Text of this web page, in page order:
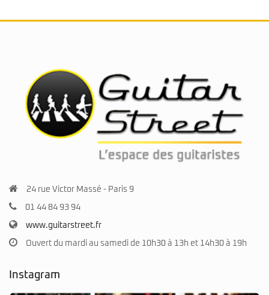
24 rue Victor Massé - Paris 9
01 44 84 93 94
www.guitarstreet.fr
Ouvert du mardi au samedi de 10h30 à 13h et 14h30 à 19h
Instagram